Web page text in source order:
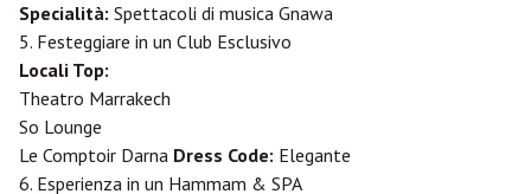
Specialità: Spettacoli di musica Gnawa
5. Festeggiare in un Club Esclusivo
Locali Top:
Theatro Marrakech
So Lounge
Le Comptoir Darna Dress Code: Elegante
6. Esperienza in un Hammam & SPA